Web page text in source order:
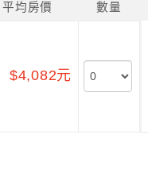
平均房價 數量
$4,082元